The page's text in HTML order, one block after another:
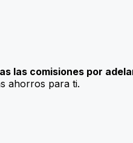
las comisiones por
ahorros para ti.